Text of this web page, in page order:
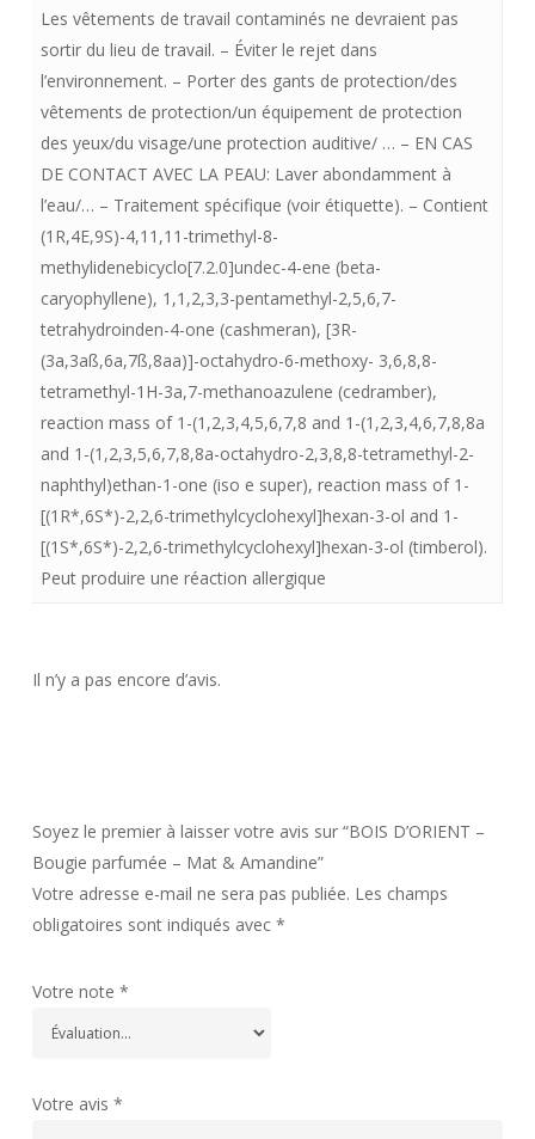
Les vêtements de travail contaminés ne devraient pas
sortir du lieu de travail. – Éviter le rejet dans
l’environnement. – Porter des gants de protection/des
vêtements de protection/un équipement de protection
des yeux/du visage/une protection auditive/ … – EN CAS
DE CONTACT AVEC LA PEAU: Laver abondamment à
l’eau/… – Traitement spécifique (voir étiquette). – Contient
(1R,4E,9S)-4,11,11-trimethyl-8-
methylidenebicyclo[7.2.0]undec-4-ene (beta-
caryophyllene), 1,1,2,3,3-pentamethyl-2,5,6,7-
tetrahydroinden-4-one (cashmeran), [3R-
(3a,3aß,6a,7ß,8aa)]-octahydro-6-methoxy- 3,6,8,8-
tetramethyl-1H-3a,7-methanoazulene (cedramber),
reaction mass of 1-(1,2,3,4,5,6,7,8 and 1-(1,2,3,4,6,7,8,8a
and 1-(1,2,3,5,6,7,8,8a-octahydro-2,3,8,8-tetramethyl-2-
naphthyl)ethan-1-one (iso e super), reaction mass of 1-
[(1R*,6S*)-2,2,6-trimethylcyclohexyl]hexan-3-ol and 1-
[(1S*,6S*)-2,2,6-trimethylcyclohexyl]hexan-3-ol (timberol).
Peut produire une réaction allergique
Il n’y a pas encore d’avis.
Soyez le premier à laisser votre avis sur “BOIS D’ORIENT –
Bougie parfumée – Mat & Amandine”
Votre adresse e-mail ne sera pas publiée. Les champs
obligatoires sont indiqués avec *
Votre note *
Votre avis *